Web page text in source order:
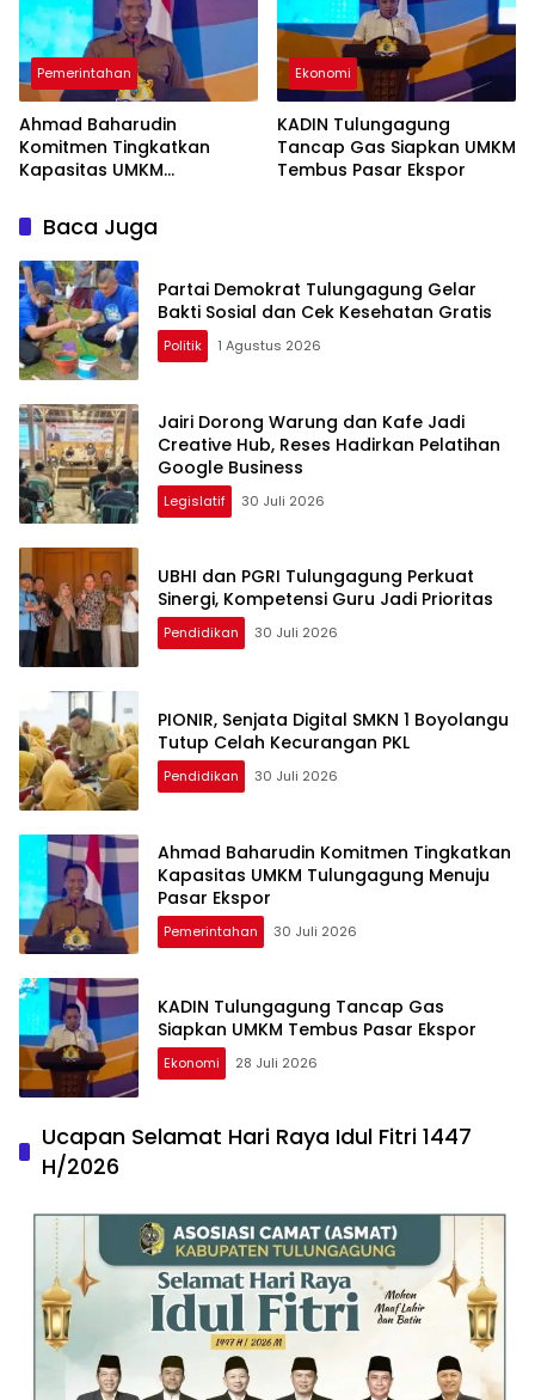
Pemerintahan
Ahmad Baharudin
Komitmen Tingkatkan
Kapasitas UMKM
Ekspor
Ekonomi
KADIN Tulungagung
Tancap Gas Siapkan UMKM
Tembus Pasar Ekspor
Baca Juga
Partai Demokrat Tulungagung Gelar
Bakti Sosial dan Cek Kesehatan Gratis
Politik 1 Agustus 2026
Jairi Dorong Warung dan Kafe Jadi
Creative Hub, Reses Hadirkan Pelatihan
Google Business
Legislatif 30 Juli 2026
UBHI dan PGRI Tulungagung Perkuat
Sinergi, Kompetensi Guru Jadi Prioritas
Pendidikan 30 Juli 2026
PIONIR, Senjata Digital SMKN 1 Boyolangu
Tutup Celah Kecurangan PKL
Pendidikan 30 Juli 2026
Ahmad Baharudin Komitmen Tingkatkan
Kapasitas UMKM Tulungagung Menuju
Pasar Ekspor
Pemerintahan 30 Juli 2026
KADIN Tulungagung Tancap Gas
Siapkan UMKM Tembus Pasar Ekspor
Ekonomi 28 Juli 2026
Ucapan Selamat Hari Raya Idul Fitri 1447
H/2026